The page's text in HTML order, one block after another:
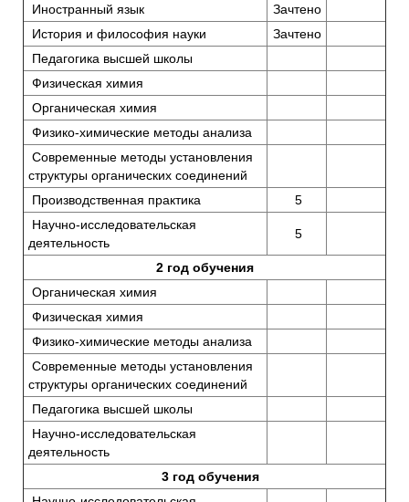
Иностранный язык
Зачтено
История и философия науки
Зачтено
Педагогика высшей школы
Физическая химия
Органическая химия
Физико-химические методы анализа
Современные методы установления
структуры органических соединений
Производственная практика
5
Научно-исследовательская
деятельность
5
2 год обучения
Органическая химия
Физическая химия
Физико-химические методы анализа
Современные методы установления
структуры органических соединений
Педагогика высшей школы
Научно-исследовательская
деятельность
3 год обучения